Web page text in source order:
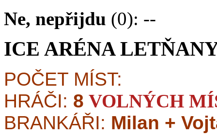
Ne, nepřijdu (0): --
ICE ARÉNA
POČET MÍST:
HRÁČI: 8 VOLNÝCH
BRANKÁŘI: Milan +